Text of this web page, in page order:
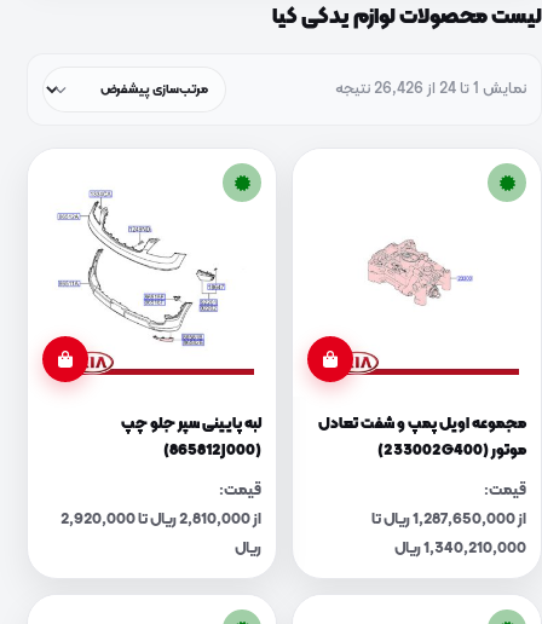
لیست محصولات لوازم یدکی کیا
نمایش 1 تا 24 از 26,426 نتیجه
مجموعه اویل پمپ و شفت تعادل
موتور (233002G400)
قیمت:
از 1,287,650,000 ریال تا
1,340,210,000 ریال
لبه پایینی سپر جلو چپ
(865812J000)
قیمت:
از 2,810,000 ریال تا 2,920,000
ریال